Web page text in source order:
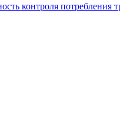
контроля потребления